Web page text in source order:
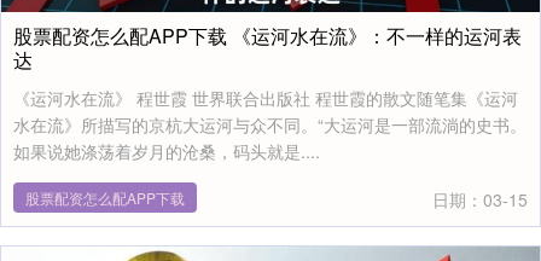
股票配资怎么配APP下载 《运河水在流》：不一样的运河表
达
《运河水在流》 程世霞 世界联合出版社 程世霞的散文随笔集《运河
水在流》所描写的京杭大运河与众不同。“大运河是一部流淌的史书。
如果说她涤荡着岁月的沧桑，码头就是....
股票配资怎么配APP下载 日期：03-15